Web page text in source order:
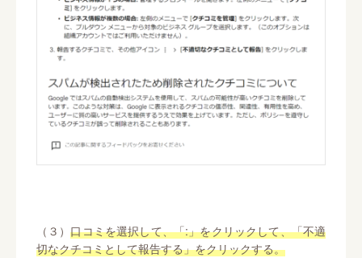
（３）口コミを選択して、「:」をクリックして、「不適
切なクチコミとして報告する」をクリックする。